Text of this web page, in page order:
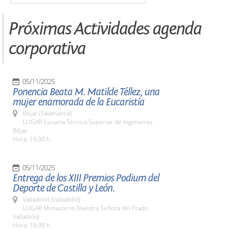
Próximas Actividades agenda
corporativa
05/11/2025
Ponencia Beata M. Matilde Téllez, una
mujer enamorada de la Eucaristía
Béjar (Salamanca)
LUGAR Escuela Técnica Superior de Ingenieros.
Béjar
Hora: 19,00 h.
05/11/2025
Entrega de los XIII Premios Podium del
Deporte de Castilla y León.
Valladolid (Valladolid)
LUGAR Monasterio Nuestra Señora del Prado.
Valladolid
Hora: 19,00 h.